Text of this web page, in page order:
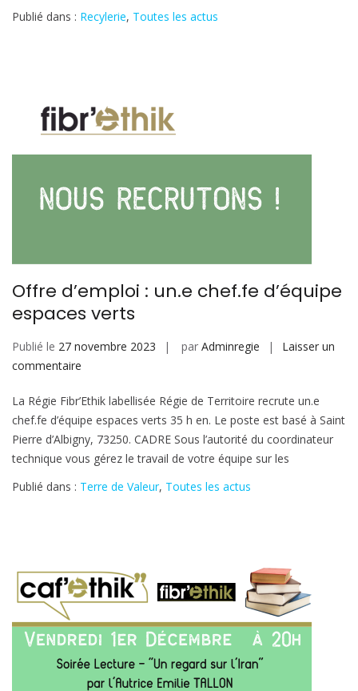
Recyclerie
Publié dans : Recylerie, Toutes les actus
Offre d’emploi : un.e chef.fe d’équipe
espaces verts
Publié le 27 novembre 2023 par Adminregie
Laisser un
commentaire
d’emploi
:
un.e
chef.fe
d’équipe
La Régie Fibr’Ethik labellisée Régie de Territoire recrute un.e
chef.fe d’équipe espaces verts 35 h en. Le poste est basé à Saint
Pierre d’Albigny, 73250. CADRE Sous l’autorité du coordinateur
technique vous gérez le travail de votre équipe sur les
Publié dans : Terre de Valeur, Toutes les actus